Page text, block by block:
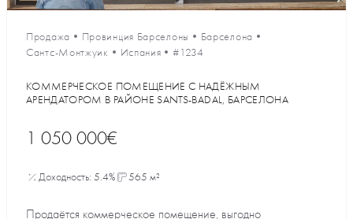
Продажа • Провинция Барселоны • Барселона •
Сантс-Монтжуик • Испания •#1234
КОММЕРЧЕСКОЕ ПОМЕЩЕНИЕ С НАДЁЖНЫМ
АРЕНДАТОРОМ В РАЙОНЕ SANTS-BADAL, БАРСЕЛОНА
1 050 000€
Доходность: 5.4% 565 м²
Продаётся коммерческое помещение, выгодно